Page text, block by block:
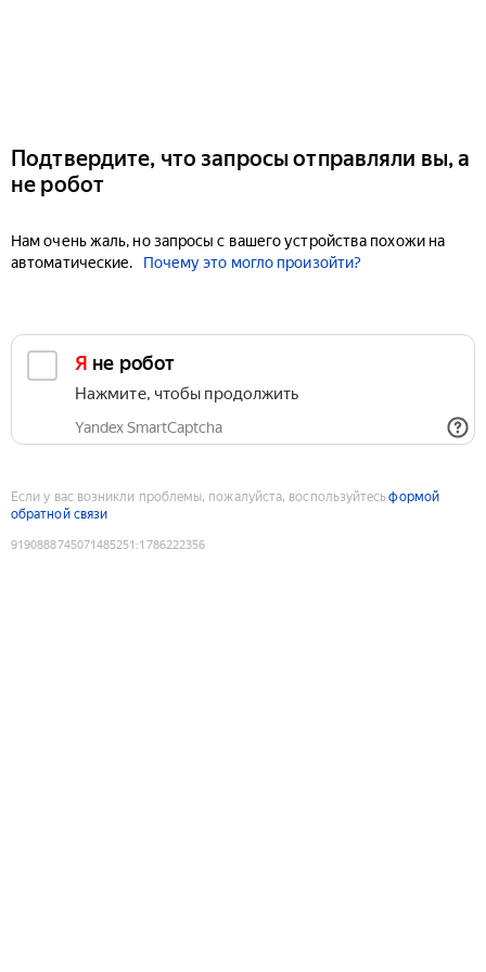
Подтвердите, что запросы отправляли вы, а
не робот
Нам очень жаль, но запросы с вашего устройства похожи на
автоматические.
Почему это могло произойти?
Я не робот
Нажмите, чтобы продолжить
Yandex SmartCaptcha
Если у вас возникли проблемы, пожалуйста, воспользуйтесьформой
обратной связи
9190888745071485251 :1786222356